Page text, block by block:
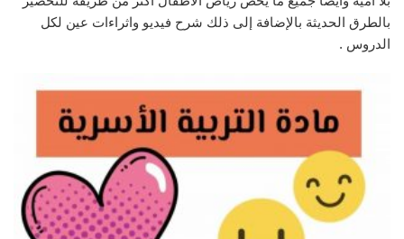
بالطرق الحديثة بالإضافة إلى ذلك شرح فيديو واثراءات عين لكل
الدروس .